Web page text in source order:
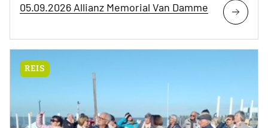
05.09.2026 Allianz Memorial Van Damme
REIS